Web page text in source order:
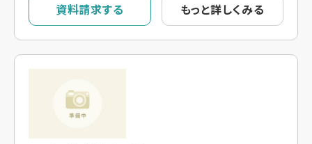
資料請求する もっと詳しくみる